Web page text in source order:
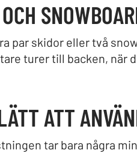
par skidor eller två
turer till backen, när
ATT
tar bara några